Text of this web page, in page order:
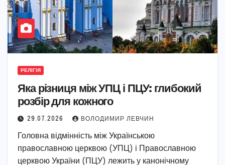
РЕЛІГІЯ
Яка різниця між УПЦ і ПЦУ: глибокий
розбір для кожного
29.07.2026 ВОЛОДИМИР ЛЕВЧИН
Головна відмінність між Українською
православною церквою (УПЦ) і Православною
церквою України (ПЦУ) лежить у канонічному